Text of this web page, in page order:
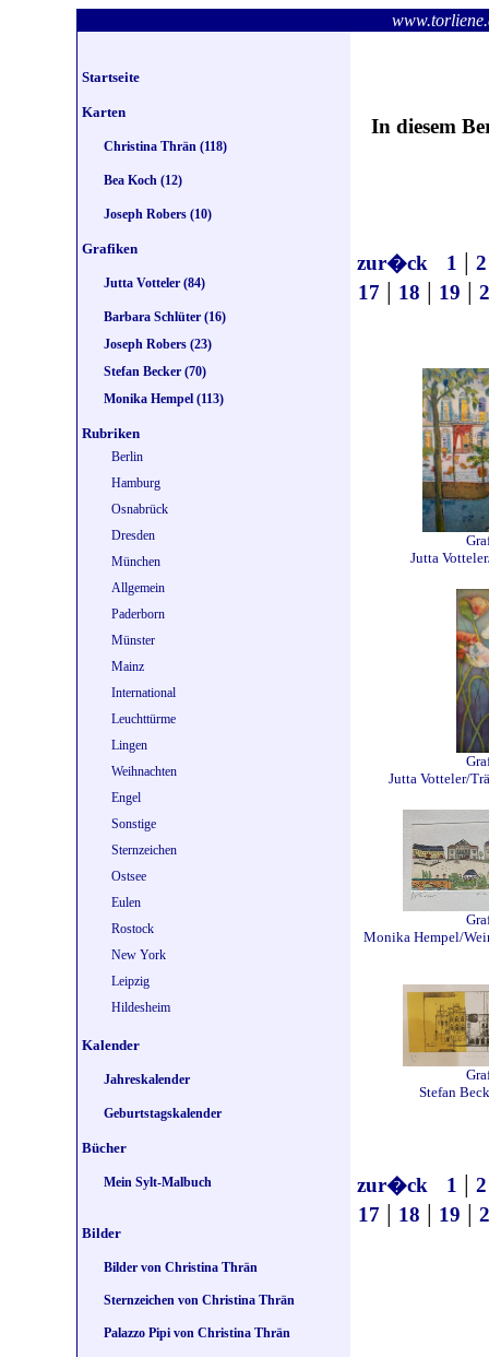
Startseite
Karten
Christina Thrän (118)
Bea Koch (12)
Joseph Robers (10)
Grafiken
Jutta Votteler (84)
Barbara Schlüter (16)
Joseph Robers (23)
Stefan Becker (70)
Monika Hempel (113)
Rubriken
Berlin
Hamburg
Osnabrück
Dresden
München
Allgemein
Paderborn
Münster
Mainz
International
Leuchttürme
Lingen
Weihnachten
Engel
Sonstige
Sternzeichen
Ostsee
Eulen
Rostock
New York
Leipzig
Hildesheim
Kalender
Jahreskalender
Geburtstagskalender
Bücher
Mein Sylt-Malbuch
Bilder
Bilder von Christina Thrän
Sternzeichen von Christina Thrän
Palazzo Pipi von Christina Thrän
In diesem
zur�ck 1 | 2
17 | 18 | 19 |
Jutta
Jutta Votteler/
Monika Hempel/
Stefan
zur�ck 1 | 2
17 | 18 | 19 |